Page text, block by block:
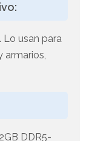
Lo usan para
armarios,
DDR5-